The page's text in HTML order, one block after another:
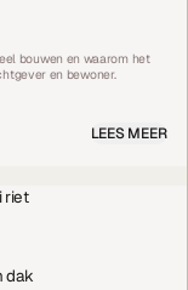
bouwen en waarom het
en bewoner.
LEES MEER
dak